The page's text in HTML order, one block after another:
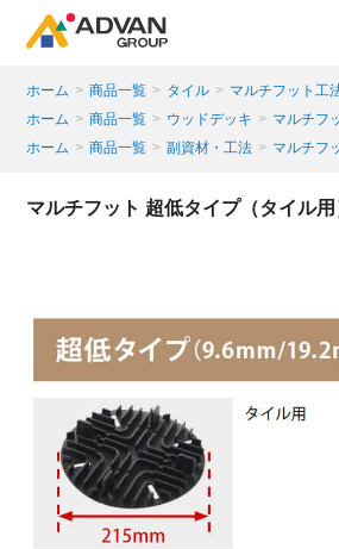
商品ページにある「お気に入り登録
ホーム > 商品一覧 > タイル > マルチフット工
ホーム > 商品一覧 > ウッドデッキ > マルチフ
ホーム > 商品一覧 > 副資材・工法 > マルチフ
マルチフット 超低タイプ（タイル用